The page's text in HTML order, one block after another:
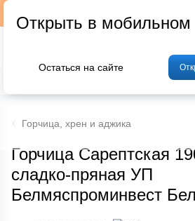
Фрукты и
Горчица, хрен и аджика
Горчица Сарептская
сладко-пряная УП
Белмяспроминвест
Открыть в мобильном
Остаться на сайте